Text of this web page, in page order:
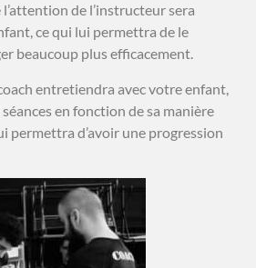
de l’instructeur sera
ce qui lui permettra de le
beaucoup plus efficacement.
entretiendra avec votre enfant,
en fonction de sa manière
permettra d’avoir une progression